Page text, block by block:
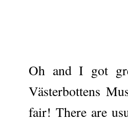
Oh and I got
Västerbottens
fair! There are